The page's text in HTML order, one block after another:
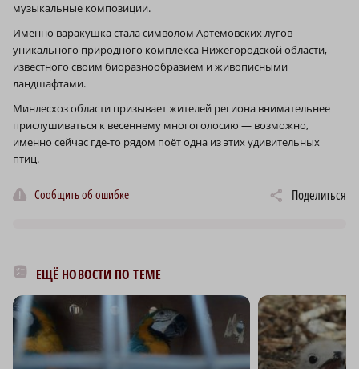
музыкальные композиции.
Именно варакушка стала символом Артёмовских лугов —
уникального природного комплекса Нижегородской области,
известного своим биоразнообразием и живописными
ландшафтами.
Минлесхоз области призывает жителей региона внимательнее
прислушиваться к весеннему многоголосию — возможно,
именно сейчас где-то рядом поёт одна из этих удивительных
птиц.
Сообщить об ошибке Поделиться
ЕЩЁ НОВОСТИ ПО ТЕМЕ